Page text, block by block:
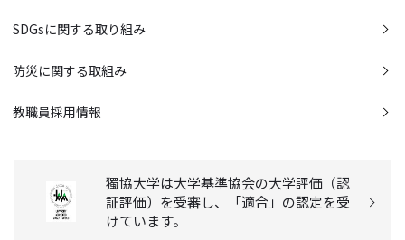
SDGsに関する取り組み
防災に関する取組み
教職員採用情報
獨協大学は大学基準協会の大学評価（認
証評価）を受審し、「適合」の認定を受
けています。